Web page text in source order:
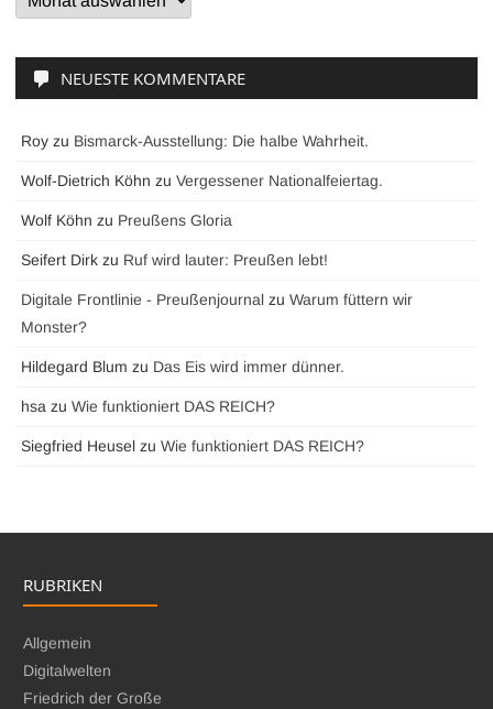
NEUESTE KOMMENTARE
Roy zu Bismarck-Ausstellung: Die halbe Wahrheit.
Wolf-Dietrich Köhn zu Vergessener Nationalfeiertag.
Wolf Köhn zu Preußens Gloria
Seifert Dirk zu Ruf wird lauter: Preußen lebt!
Digitale Frontlinie - Preußenjournal zu Warum füttern wir
Monster?
Hildegard Blum zu Das Eis wird immer dünner.
hsa zu Wie funktioniert DAS REICH?
Siegfried Heusel zu Wie funktioniert DAS REICH?
RUBRIKEN
Allgemein
Digitalwelten
Friedrich der Große